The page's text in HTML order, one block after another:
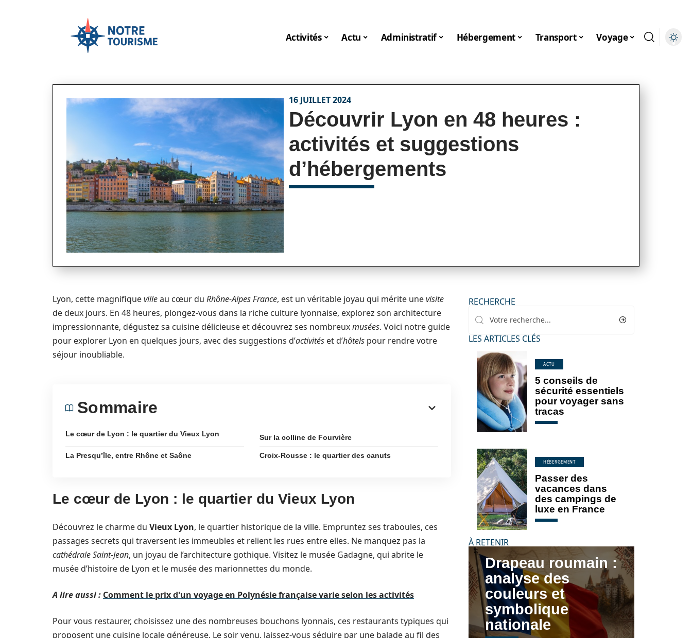
Activités Actu Administratif Hébergement Transport Voyage
16 JUILLET 2024
Découvrir Lyon en 48 heures :
activités et suggestions
d’hébergements
Lyon, cette magnifiquevilleau cœur du Rhône-Alpes France, est un véritable joyau qui mérite unevisite
de deux jours. En 48 heures, plongez-vous dans la riche culture lyonnaise, explorez son architecture
impressionnante, dégustez sa cuisine délicieuse et découvrez ses nombreuxmusées. Voici notre guide
pour explorer Lyon en quelques jours, avec des suggestions d’activités et d’hôtels pour rendre votre
séjour inoubliable.
Sommaire
Le cœur de Lyon : le quartier du Vieux Lyon Sur la colline de Fourvière
La Presqu’île, entre Rhône et Saône Croix-Rousse : le quartier des canuts
Le cœur de Lyon : le quartier du Vieux Lyon
Découvrez le charme du Vieux Lyon, le quartier historique de la ville. Empruntez ses traboules, ces
passages secrets qui traversent les immeubles et relient les rues entre elles. Ne manquez pas la
cathédrale Saint-Jean, un joyau de l’architecture gothique. Visitez le musée Gadagne, qui abrite le
musée d’histoire de Lyon et le musée des marionnettes du monde.
A lire aussi : Comment le prix d'un voyage en Polynésie française varie selon les activités
Pour vous restaurer, choisissez une des nombreuses bouchons lyonnais, ces restaurants typiques qui
proposent une cuisine locale généreuse. Le soir venu, laissez-vous séduire par une balade au fil des
RECHERCHE
LES ARTICLES CLÉS
ACTU
5 conseils de
sécurité essentiels
pour voyager sans
tracas
HÉBERGEMENT
Passer des
vacances dans
des campings de
luxe en France
À RETENIR
Drapeau roumain :
analyse des
couleurs et
symbolique
nationale